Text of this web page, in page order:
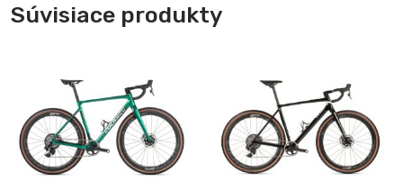
Súvisiace produkty